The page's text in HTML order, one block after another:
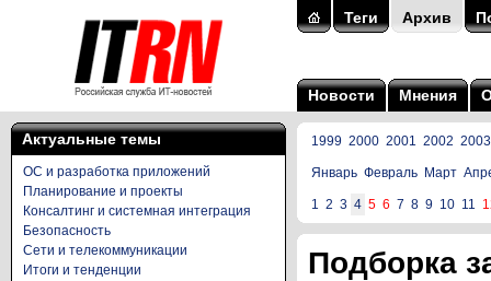
Теги Архив
Новости Мнения
Актуальные темы
ОС и разработка приложений
Планирование и проекты
Консалтинг и системная интеграция
Безопасность
Сети и телекоммуникации
Итоги и тенденции
1999 2000 2001 2002 2003
Январь Февраль Март
1 2 3 4 5 6 7 8 9 10 11
Подборка